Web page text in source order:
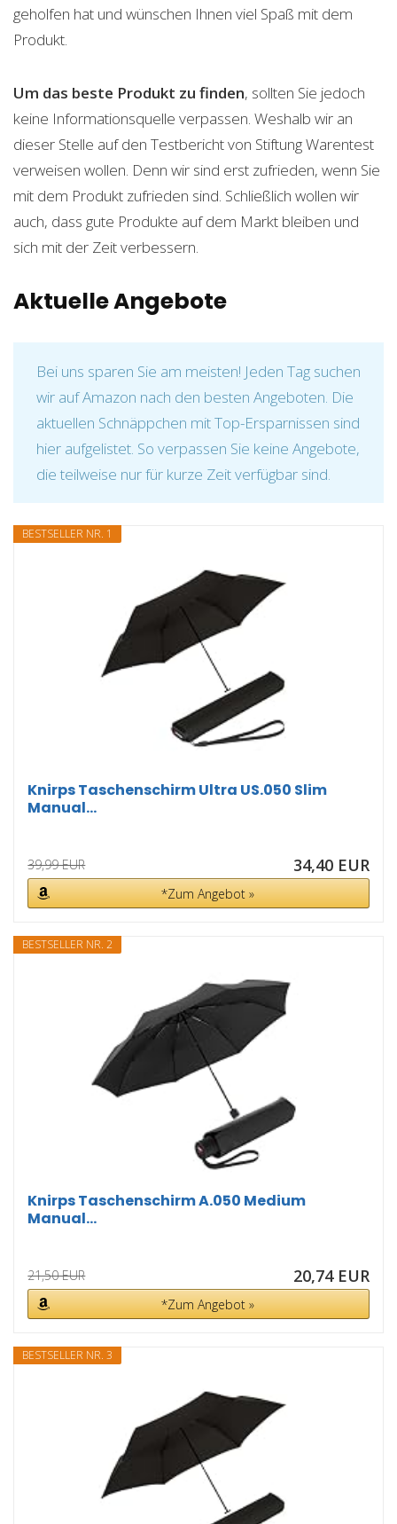
geholfen hat und wünschen Ihnen viel Spaß mit dem
Produkt.
Um das beste Produkt zu finden, sollten Sie jedoch
keine Informationsquelle verpassen. Weshalb wir an
dieser Stelle auf den Testbericht von Stiftung Warentest
verweisen wollen. Denn wir sind erst zufrieden, wenn Sie
mit dem Produkt zufrieden sind. Schließlich wollen wir
auch, dass gute Produkte auf dem Markt bleiben und
sich mit der Zeit verbessern.
Aktuelle Angebote
Bei uns sparen Sie am meisten! Jeden Tag suchen
wir auf Amazon nach den besten Angeboten. Die
aktuellen Schnäppchen mit Top-Ersparnissen sind
hier aufgelistet. So verpassen Sie keine Angebote,
die teilweise nur für kurze Zeit verfügbar sind.
BESTSELLER NR. 1
Knirps Taschenschirm Ultra US.050 Slim
Manual...
39,99 EUR 34,40 EUR
*Zum Angebot »
BESTSELLER NR. 2
Knirps Taschenschirm A.050 Medium
Manual...
21,50 EUR 20,74 EUR
*Zum Angebot »
BESTSELLER NR. 3